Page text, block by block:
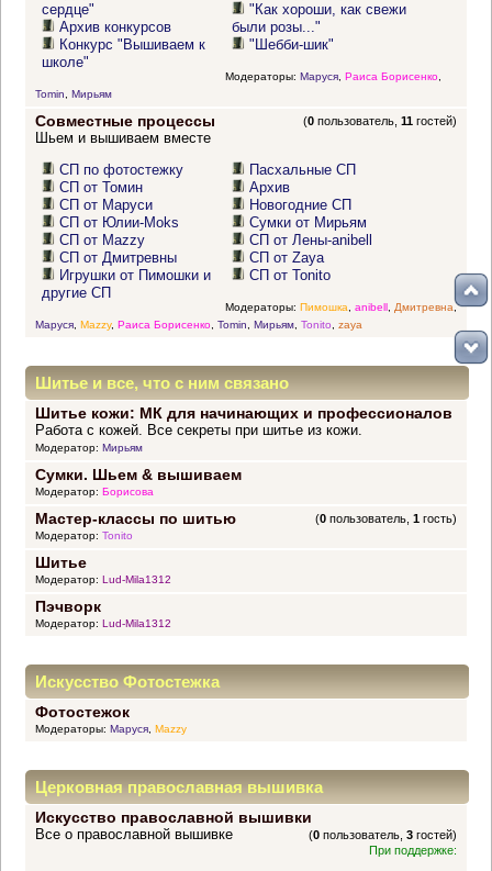
сердце"
Архив конкурсов
Конкурс "Вышиваем к
школе"
"Как хороши, как свежи
были розы..."
"Шебби-шик"
Модераторы: Маруся, Раиса Борисенко,
Tomin
Мирьям
Совместные процессы (0 пользователь,11 гостей)
Шьем и вышиваем вместе
СП по фотостежку
СП от Томин
СП от Маруси
СП от Юлии-Moks
СП от Mazzy
СП от Дмитревны
Игрушки от Пимошки и
другие СП
Пасхальные СП
Архив
Новогодние СП
Сумки от Мирьям
СП от Лены-anibell
СП от Zaya
СП от Tonito
Модераторы: Пимошка anibell, Дмитревна,
Маруся, Mazzy, Раиса Борисенко, Tomin Мирьям, Tonito zaya
Шитье и все, что с ним связано
Шитье кожи: МК для начинающих и профессионалов
Работа с кожей. Все секреты при шитье из кожи.
Модератор: Мирьям
Сумки. Шьем & вышиваем
Модератор: Борисова
Мастер-классы по шитью (0 пользователь,1 гость)
Модератор: Tonito
Шитье
Модератор: Lud-Mila1312
Пэчворк
Модератор: Lud-Mila1312
Искусство Фотостежка
Фотостежок
Модераторы: Маруся, Mazzy
Церковная православная вышивка
Искусство православной вышивки
(0 пользователь,3 гостей)
Все о православной вышивке
При поддержке: